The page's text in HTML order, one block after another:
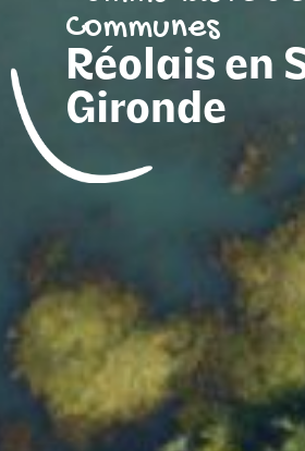
Communes
Réolais en
Gironde